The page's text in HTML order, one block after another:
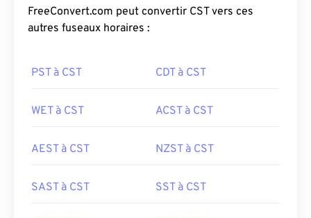
FreeConvert.com peut convertir CST vers ces
autres fuseaux horaires :
PST à CST CDT à CST
WET à CST ACST à CST
AEST à CST NZST à CST
SAST à CST SST à CST